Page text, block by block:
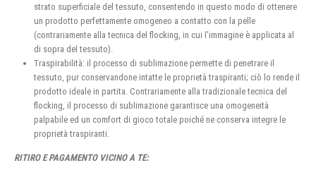
strato superficiale del tessuto, consentendo in questo modo di ottenere
un prodotto perfettamente omogeneo a contatto con la pelle
(contrariamente alla tecnica del flocking, in cui l’immagine è applicata al
di sopra del tessuto).
Traspirabilità: il processo di sublimazione permette di penetrare il
tessuto, pur conservandone intatte le proprietà traspiranti; ciò lo rende il
prodotto ideale in partita. Contrariamente alla tradizionale tecnica del
flocking, il processo di sublimazione garantisce una omogeneità
palpabile ed un comfort di gioco totale poiché ne conserva integre le
proprietà traspiranti.
RITIRO E PAGAMENTO VICINO A TE: